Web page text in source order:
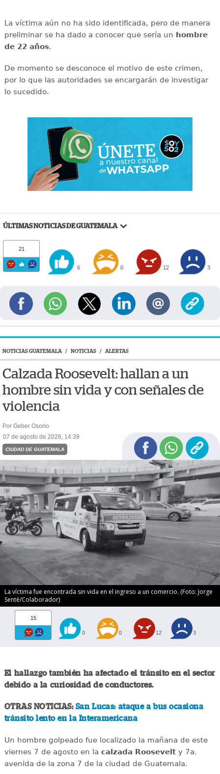
La víctima aún no ha sido identificada, pero de manera
preliminar se ha dado a conocer que sería un hombre
de 22 años.
De momento se desconoce el motivo de este crimen,
por lo que las autoridades se encargarán de investigar
lo sucedido.
ÚLTIMAS NOTICIAS DE GUATEMALA
21
6 0 12 3
NOTICIAS GUATEMALA / NOTICIAS / ALERTAS
Calzada Roosevelt: hallan a un
hombre sin vida y con señales de
violencia
Por Geber Osorio
07 de agosto de 2026, 14:39
CIUDAD DE GUATEMALA
La víctima fue encontrada sin vida en el ingreso a un comercio. (Foto: Jorge
Senté/Colaborador)
15
0 0 12 3
El hallazgo también ha afectado el tránsito en el sector
debido a la curiosidad de conductores.
OTRAS NOTICIAS: San Lucas: ataque a bus ocasiona
tránsito lento en la Interamericana
Un hombre golpeado fue localizado la mañana de este
viernes 7 de agosto en la calzada Roosevelty 7a.
avenida de la zona 7 de la ciudad de Guatemala.